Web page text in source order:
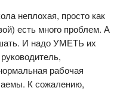
неплохая, просто как
есть много проблем. А
И надо УМЕТЬ их
рабочая
К сожалению,